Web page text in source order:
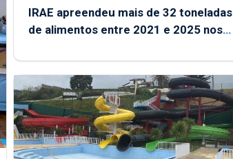
IRAE apreendeu mais de 32 toneladas
de alimentos entre 2021 e 2025 nos